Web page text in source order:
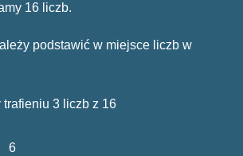
16 liczb.
podstawić w miejsce liczb w
3 liczb z 16
6